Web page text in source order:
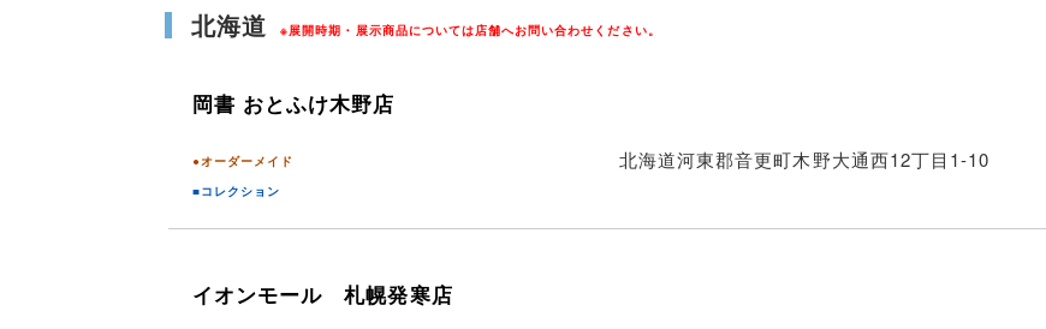
北海道 ※展開時期・展示商品については店舗へお問い合わせください。
岡書 おとふけ木野店
●オーダーメイド
■コレクション
北海道河東郡音更町木野大通西12丁目1-10
イオンモール 札幌発寒店